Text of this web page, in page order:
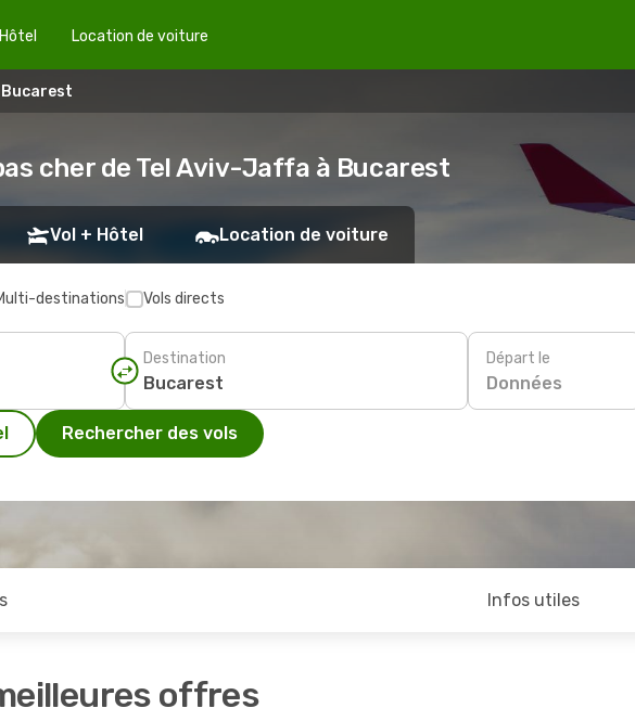
Location de voiture
cher de Tel Aviv-Jaffa à Bucarest
Vol + Hôtel Location de voiture
destinations Vols directs
Destination Départ le
Données
Rechercher des vols
Infos utiles
offres